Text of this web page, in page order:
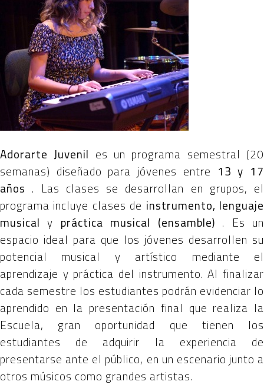
Adorarte Juvenil es un programa semestral (20
semanas) diseñado para jóvenes entre 13 y 17
años . Las clases se desarrollan en grupos, el
programa incluye clases de instrumento, lenguaje
musical y práctica musical (ensamble) . Es un
espacio ideal para que los jóvenes desarrollen su
potencial musical y artístico mediante el
aprendizaje y práctica del instrumento. Al finalizar
cada semestre los estudiantes podrán evidenciar lo
aprendido en la presentación final que realiza la
Escuela, gran oportunidad que tienen los
estudiantes de adquirir la experiencia de
presentarse ante el público, en un escenario junto a
otros músicos como grandes artistas.